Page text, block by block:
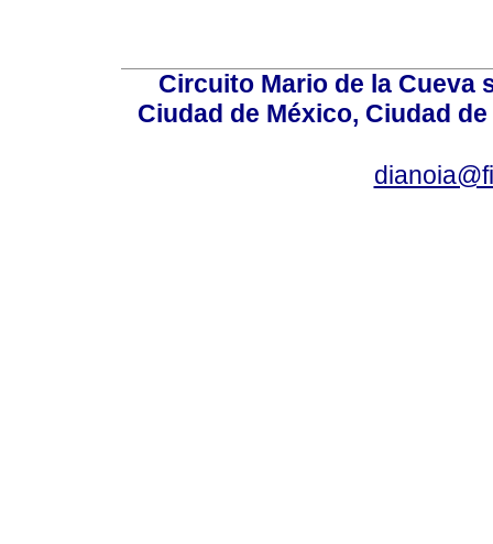
Circuito Mario de la Cueva
Ciudad de México, Ciudad